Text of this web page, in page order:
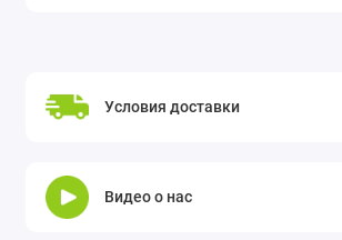
Условия доставки
Видео о нас